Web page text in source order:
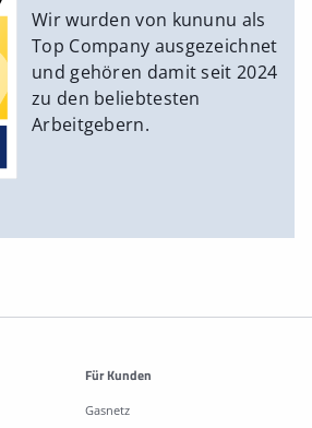
Wir wurden von kununu als
Top Company ausgezeichnet
und gehören damit seit 2024
zu den beliebtesten
Arbeitgebern.
Für Kunden
Gasnetz